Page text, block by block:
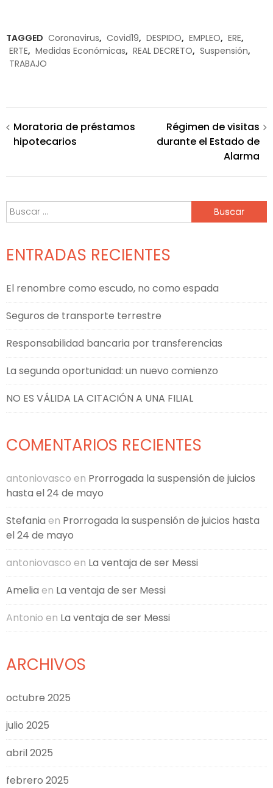
TAGGED Coronavirus, Covid19, DESPIDO, EMPLEO, ERE,
ERTE, Medidas Económicas, REAL DECRETO, Suspensión,
TRABAJO
Navegación
Moratoria de préstamos
hipotecarios
Régimen de visitas
durante el Estado de
Alarma
Buscar:
ENTRADAS RECIENTES
El renombre como escudo, no como espada
Seguros de transporte terrestre
Responsabilidad bancaria por transferencias
La segunda oportunidad: un nuevo comienzo
NO ES VÁLIDA LA CITACIÓN A UNA FILIAL
COMENTARIOS RECIENTES
antoniovasco en Prorrogada la suspensión de juicios
hasta el 24 de mayo
Stefania en Prorrogada la suspensión de juicios hasta
el 24 de mayo
antoniovasco en La ventaja de ser Messi
Amelia en La ventaja de ser Messi
Antonio en La ventaja de ser Messi
ARCHIVOS
octubre 2025
julio 2025
abril 2025
febrero 2025